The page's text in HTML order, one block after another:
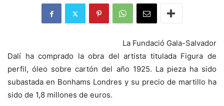
La Fundació Gala-Salvador
Dalí ha comprado la obra del artista titulada Figura de
perfil, óleo sobre cartón del año 1925. La pieza ha sido
subastada en Bonhams Londres y su precio de martillo ha
sido de 1,8 millones de euros.